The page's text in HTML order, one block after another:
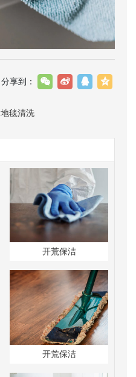
地毯清洗
分享到：
开荒保洁
开荒保洁